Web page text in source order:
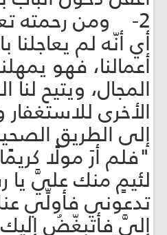
2- ومن رحمته
أي أنّه لم يعاجلنا
أعمالنا، فهو
المجال، ويتيح لنا
الأخرى للاستغفار
إلى الطريق
"فلم أرَ مولًا
لئيمٍ منك عليَّ يا
تدعوني فأولِّي
إليَّ فأتبغّضُ